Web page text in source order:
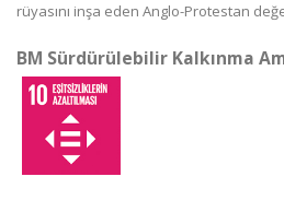
rüyasını inşa eden Anglo-Protestan
BM Sürdürülebilir Kalkınma